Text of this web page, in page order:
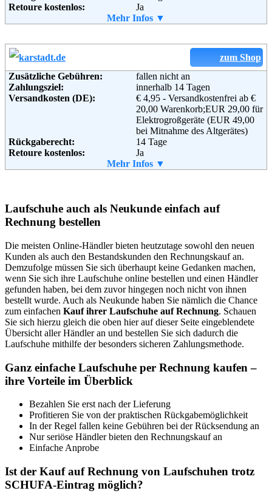
Retoure kostenlos:
Ja
im Paket enthalten
Weitere Zahlungsmethoden:
Adresse:
adidas International Trading B.V.
Atlas Arena, Africa Building
Hoogoorddreef 9a
1101 BA Amsterdam ZO
Niederlande
Telefon:
+49 (0) 800 – 377 37 71
Email:
service@mail.shop.adidas.de
Weiterführende
Informationen:
Blog,AGB
Mehr Infos ▼
zum Shop
Zusätzliche Gebühren:
fallen nicht an
Zahlungsziel:
innerhalb 14 Tagen
Versandkosten (DE):
€ 4,95 - Versandkostenfrei ab €
20,00 Warenkorb;EUR 29,00 für
Elektrogroßgeräte (EUR 49,00
bei Mitnahme des Altgerätes)
Rückgaberecht:
14 Tage
Retoure kostenlos:
Ja
im Paket enthalten
Adresse:
KARSTADT Warenhaus GmbH
Theodor-Althoff-Str. 2
45133 Essen
Telefon:
+49 (0) 180 - 5114414
Fax:
+49 (0) 180 - 5446610
Email:
hotline@karstadt.de
Soziale Kanäle:
Weiterführende
AGB
Mehr Infos ▼
Laufschuhe auch als Neukunde einfach auf
Rechnung bestellen
Die meisten Online-Händler bieten heutzutage sowohl den neuen
Kunden als auch den Bestandskunden den Rechnungskauf an.
Demzufolge müssen Sie sich überhaupt keine Gedanken machen,
wenn Sie sich ihre Laufschuhe online bestellen und einen Händler
gefunden haben, bei dem zuvor hingegen noch nicht von ihnen
bestellt wurde. Auch als Neukunde haben Sie nämlich die Chance
zum einfachen Kauf ihrer Laufschuhe auf Rechnung. Schauen
Sie sich hierzu gleich die oben hier auf dieser Seite eingeblendete
Übersicht aller Händler an und bestellen Sie sich dadurch die
Laufschuhe mithilfe der besonders sicheren Zahlungsmethode.
Ganz einfache Laufschuhe per Rechnung kaufen –
ihre Vorteile im Überblick
Bezahlen Sie erst nach der Lieferung
Profitieren Sie von der praktischen Rückgabemöglichkeit
In der Regel fallen keine Gebühren bei der Rücksendung an
Nur seriöse Händler bieten den Rechnungskauf an
Einfache Anprobe
Ist der Kauf auf Rechnung von Laufschuhen trotz
SCHUFA-Eintrag möglich?